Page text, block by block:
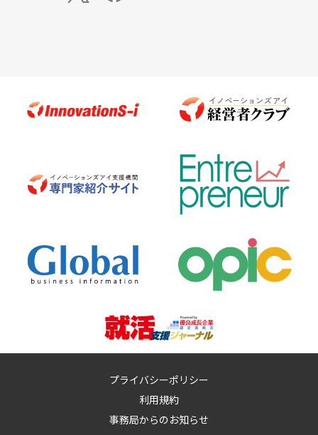
プライバシーポリシー
利用規約
事務局からのお知らせ